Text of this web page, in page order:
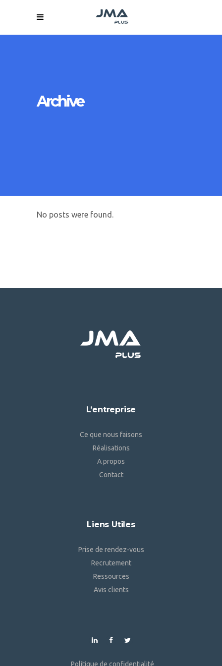
Archive
No posts were found.
L’entreprise
Ce que nous faisons
Réalisations
A propos
Contact
Liens Utiles
Prise de rendez-vous
Recrutement
Ressources
Avis clients
Politique de confidentialité